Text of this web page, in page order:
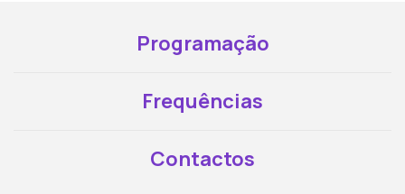
Programação
Frequências
Contactos